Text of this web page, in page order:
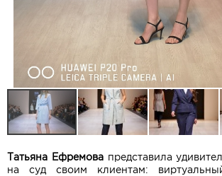
Татьяна Ефремовапредставила
на суд своим клиентам: